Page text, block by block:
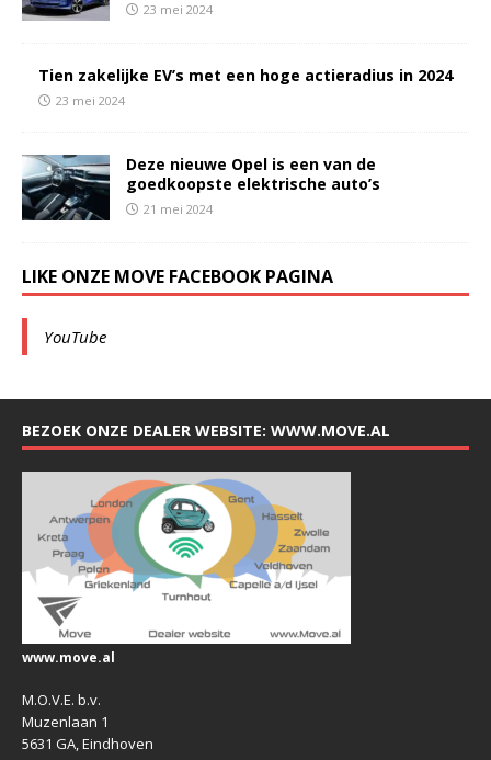
23 mei 2024
Tien zakelijke EV’s met een hoge actieradius in 2024
23 mei 2024
Deze nieuwe Opel is een van de
goedkoopste elektrische auto’s
21 mei 2024
LIKE ONZE MOVE FACEBOOK PAGINA
YouTube
BEZOEK ONZE DEALER WEBSITE: WWW.MOVE.AL
www.move.al
M.O.V.E. b.v.
Muzenlaan 1
5631 GA, Eindhoven